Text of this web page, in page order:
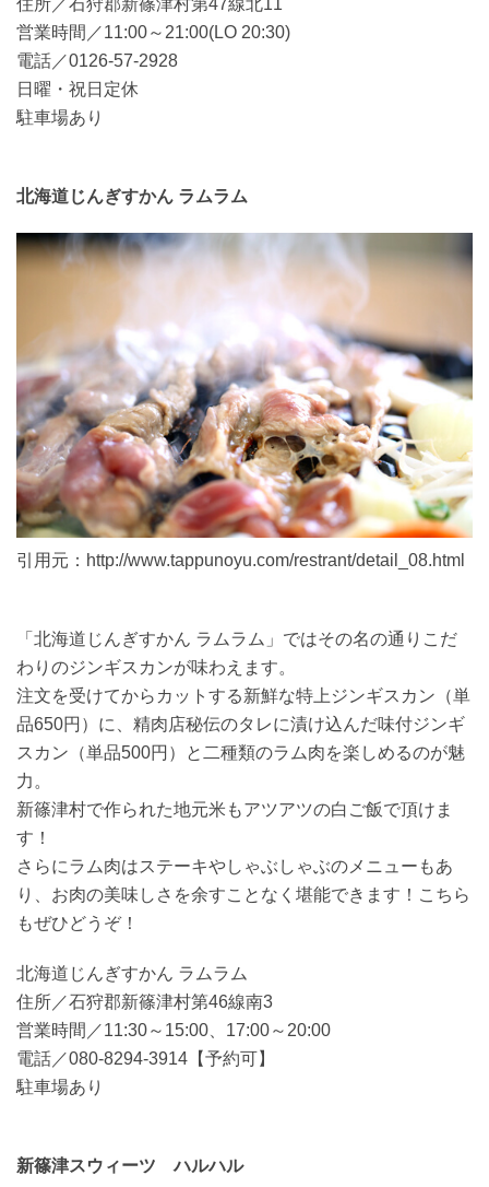
住所／石狩郡新篠津村第47線北11
営業時間／11:00～21:00(LO 20:30)
電話／0126-57-2928
日曜・祝日定休
駐車場あり
北海道じんぎすかん ラムラム
引用元：http://www.tappunoyu.com/restrant/detail_08.html
「北海道じんぎすかん ラムラム」ではその名の通りこだ
わりのジンギスカンが味わえます。
注文を受けてからカットする新鮮な特上ジンギスカン（単
品650円）に、精肉店秘伝のタレに漬け込んだ味付ジンギ
スカン（単品500円）と二種類のラム肉を楽しめるのが魅
力。
新篠津村で作られた地元米もアツアツの白ご飯で頂けま
す！
さらにラム肉はステーキやしゃぶしゃぶのメニューもあ
り、お肉の美味しさを余すことなく堪能できます！こちら
もぜひどうぞ！
北海道じんぎすかん ラムラム
住所／石狩郡新篠津村第46線南3
営業時間／11:30～15:00、17:00～20:00
電話／080-8294-3914【予約可】
駐車場あり
新篠津スウィーツ ハルハル